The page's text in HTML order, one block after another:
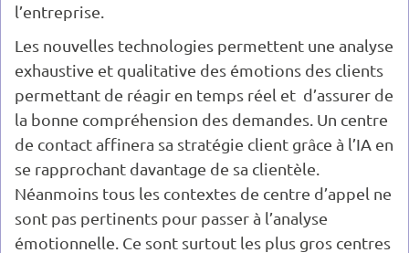
l’entreprise.
Les nouvelles technologies permettent une analyse
exhaustive et qualitative des émotions des clients
permettant de réagir en temps réel et d’assurer de
la bonne compréhension des demandes. Un centre
de contact affinera sa stratégie client grâce à l’IA en
se rapprochant davantage de sa clientèle.
Néanmoins tous les contextes de centre d’appel ne
sont pas pertinents pour passer à l’analyse
émotionnelle. Ce sont surtout les plus gros centres